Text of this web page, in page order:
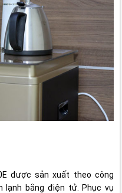
được sản xuất theo công
lạnh bằng điện tử. Phục vụ